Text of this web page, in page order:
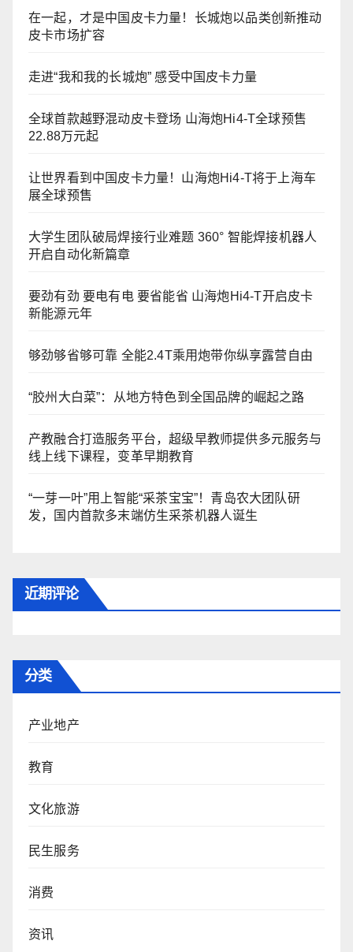
在一起，才是中国皮卡力量！长城炮以品类创新推动
皮卡市场扩容
走进“我和我的长城炮” 感受中国皮卡力量
全球首款越野混动皮卡登场 山海炮Hi4-T全球预售
22.88万元起
让世界看到中国皮卡力量！山海炮Hi4-T将于上海车
展全球预售
大学生团队破局焊接行业难题 360° 智能焊接机器人
开启自动化新篇章
要劲有劲 要电有电 要省能省 山海炮Hi4-T开启皮卡
新能源元年
够劲够省够可靠 全能2.4T乘用炮带你纵享露营自由
“胶州大白菜”：从地方特色到全国品牌的崛起之路
产教融合打造服务平台，超级早教师提供多元服务与
线上线下课程，变革早期教育
“一芽一叶”用上智能“采茶宝宝”！青岛农大团队研
发，国内首款多末端仿生采茶机器人诞生
近期评论
分类
产业地产
教育
文化旅游
民生服务
消费
资讯